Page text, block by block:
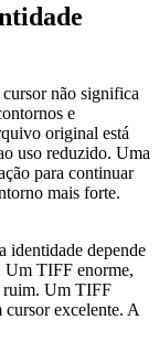
não significa
e
original está
uso reduzido. Uma
para continuar
mais forte.
identidade depende
Um TIFF enorme,
ruim. Um TIFF
cursor excelente. A